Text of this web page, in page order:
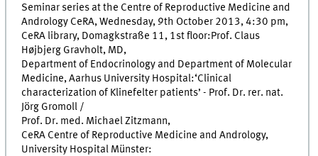
Seminar series at the Centre of Reproductive Medicine and
Andrology CeRA, Wednesday, 9th October 2013, 4:30 pm,
CeRA library, Domagkstraße 11, 1st floor:Prof. Claus
Højbjerg Gravholt, MD,
Department of Endocrinology and Department of Molecular
Medicine, Aarhus University Hospital:‘Clinical
characterization of Klinefelter patients’ - Prof. Dr. rer. nat.
Jörg Gromoll /
Prof. Dr. med. Michael Zitzmann,
CeRA Centre of Reproductive Medicine and Andrology,
University Hospital Münster: